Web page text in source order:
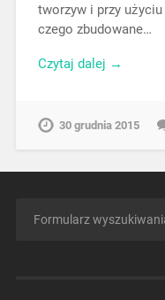
tworzyw i przy
czego zbudowane…
Czytaj dalej →
30 grudnia 2015